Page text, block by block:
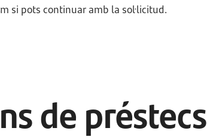
si pots continuar amb la sol·licitud.
de préstecs